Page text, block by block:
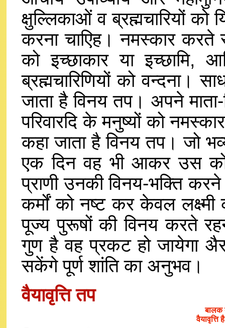
क्षुल्लिकाओं व ब्रह्मचारियों को
करना चाएिह। नमस्कार
को इच्छाकार या इच्छामि,
ब्रह्मचारिणियों को वन्दना।
जाता है विनय तप। अपने
परिवारदि के मनुष्यों को
कहा जाता है विनय तप। जो
एक दिन वह भी आकर उस
प्राणी उनकी विनय-भक्ति
कर्मों को नष्ट कर केवल
पूज्य पुरूषों की विनय करते
गुण है वह प्रकट हो जायेगा
सकेंगे पूर्ण शांति का अनुभव।
वैयावृत्ति तप
बालक